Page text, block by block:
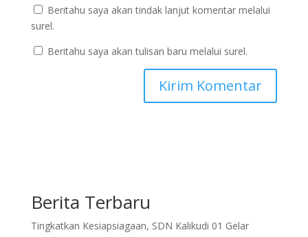
Beritahu saya akan tindak lanjut komentar melalui
surel.
Beritahu saya akan tulisan baru melalui surel.
Berita Terbaru
Tingkatkan Kesiapsiagaan, SDN Kalikudi 01 Gelar